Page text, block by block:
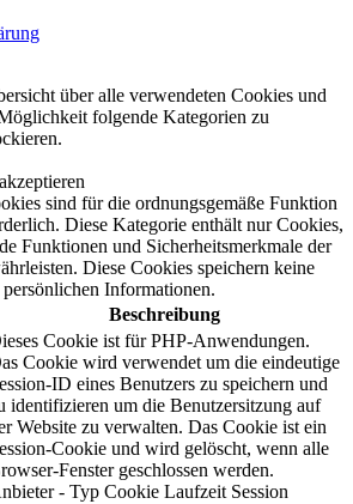
über alle verwendeten Cookies und
folgende Kategorien zu
sind für die ordnungsgemäße Funktion
Diese Kategorie enthält nur Cookies,
Funktionen und Sicherheitsmerkmale der
Diese Cookies speichern keine
persönlichen Informationen.
Beschreibung
Cookie ist für PHP-Anwendungen.
Cookie wird verwendet um die eindeutige
ID eines Benutzers zu speichern und
identifizieren um die Benutzersitzung auf
Website zu verwalten. Das Cookie ist ein
Cookie und wird gelöscht, wenn alle
Fenster geschlossen werden.
- Typ Cookie Laufzeit Session